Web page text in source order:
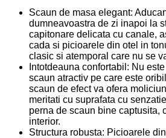
Scaun de masa elegant:
dumneavoastra de zi inapoi la
capitonare delicata cu canale,
cada si picioarele din otel in
clasic si atemporal care nu se
Intotdeauna confortabil: Nu
scaun atractiv pe care este
scaun de efect va ofera
meritati cu suprafata cu
perna de scaun bine captusita,
interior.
Structura robusta: Picioarele